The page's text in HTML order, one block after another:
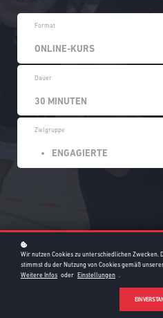
Format
ONLINE-KURS
Dauer
30 MINUTEN
Zielgruppe
ENGAGIERTE
Wir nutzen Cookies zu unterschiedlichen Zwecken.
stimmst du der Nutzung von Cookies gemäß
Weitere Infos oder Einstellungen .